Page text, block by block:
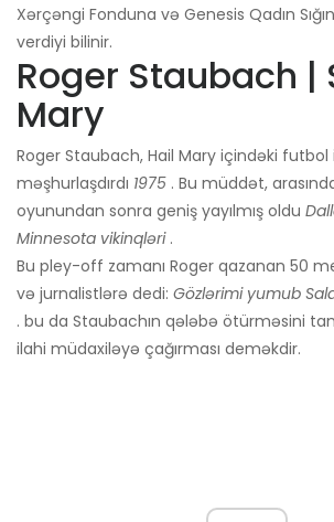
Xərçəngi Fonduna və Genesis Qadın
verdiyi bilinir.
Roger Staubach |
Mary
Roger Staubach, Hail Mary içindəki futbol
məşhurlaşdırdı 1975 . Bu müddət,
oyunundan sonra geniş yayılmış oldu
Minnesota vikinqləri .
Bu pley-off zamanı Roger qazanan 50
və jurnalistlərə dedi: Gözlərimi yumub
. bu da Staubachın qələbə ötürməsini
ilahi müdaxiləyə çağırması deməkdir.